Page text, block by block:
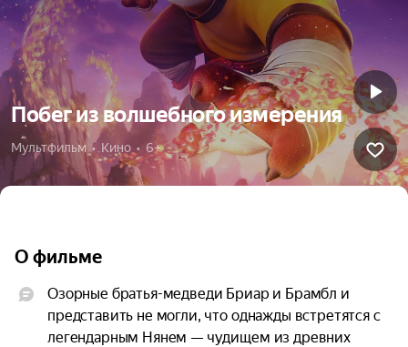
Побег из волшебного измерения
Мультфильм  •  Кино  •  6+
О фильме
Озорные братья-медведи Бриар и Брамбл и
представить не могли, что однажды встретятся с
легендарным Нянем — чудищем из древних